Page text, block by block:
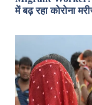
में बढ़ रहा कोरोना